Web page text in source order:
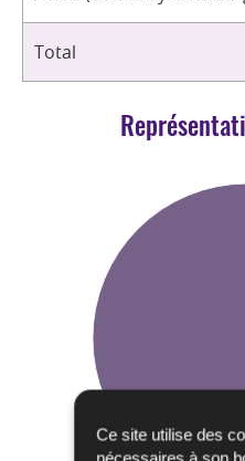
Ce site utilise des
Total